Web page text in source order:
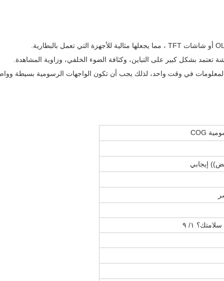
بشكل كبير على التباين، وكثافة الضوء الخلفي، وزاوية المشاهدة.
في وقت واحد، لذلك يجب أن تكون الواجهات الرسومية بسيطة
١/ ٩